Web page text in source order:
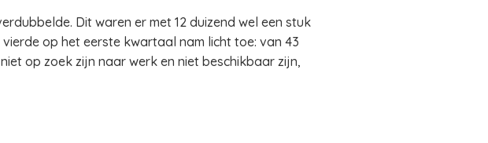
Dit waren er met 12 duizend wel een stuk
op het eerste kwartaal nam licht toe: van 43
op zoek zijn naar werk en niet beschikbaar zijn,